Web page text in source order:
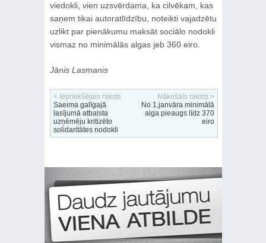
viedokli, vien uzsvērdama, ka cilvēkam, kas
saņem tikai autoratlīdzību, noteikti vajadzētu
uzlikt par pienākumu maksāt sociālo nodokli
vismaz no minimālās algas jeb 360 eiro.
Jānis Lasmanis
< Iepriekšējais raksts
Saeima galīgajā
lasījumā atbalsta
uzņēmēju kritizēto
solidaritātes nodokli
Nākošais raksts >
No 1.janvāra minimālā
alga pieaugs līdz 370
eiro